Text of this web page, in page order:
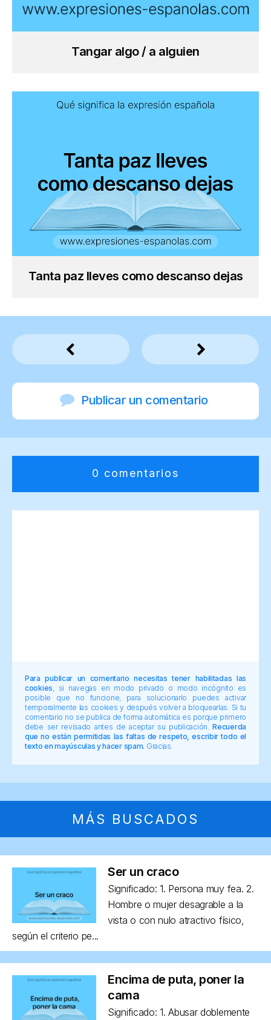
Tangar algo / a alguien
Tanta paz lleves como descanso dejas
Publicar un comentario
0 comentarios
Para publicar un comentario necesitas tener habilitadas las
cookies , si navegas en modo privado o modo incógnito es
posible que no funcione, para solucionarlo puedes activar
temporalmente las cookies y después volver a bloquearlas. Si tu
comentario no se publica de forma automática es porque primero
debe ser revisado antes de aceptar su publicación.Recuerda
que no están permitidas las faltas de respeto, escribir todo el
texto en mayúsculas y hacer spam. Gracias.
MÁS BUSCADOS
Ser un craco
Significado: 1. Persona muy fea. 2.
Hombre o mujer desagrable a la
vista o con nulo atractivo físico,
según el criterio pe...
Encima de puta, poner la
cama
Significado: 1. Abusar doblemente